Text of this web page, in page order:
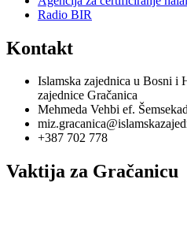
Radio BIR
Kontakt
Islamska zajednica u Bosni i
zajednice Gračanica
Mehmeda Vehbi ef.
+387 702 778
Vaktija za Gračanicu